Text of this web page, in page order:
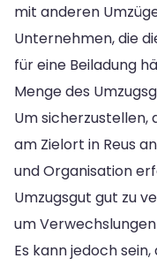
mit anderen
Unternehmen, die
für eine Beiladung
Menge des
Um sicherzustellen,
am Zielort in Reus
und Organisation
Umzugsgut gut zu
um
Es kann jedoch